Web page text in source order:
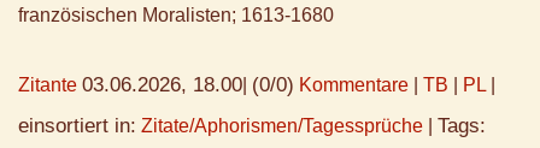
französischen Moralisten; 1613-1680
Zitante 03.06.2026, 18.00 (0/0) Kommentare TB PL
einsortiert in: Zitate/Aphorismen/Tagessprüche Tags: